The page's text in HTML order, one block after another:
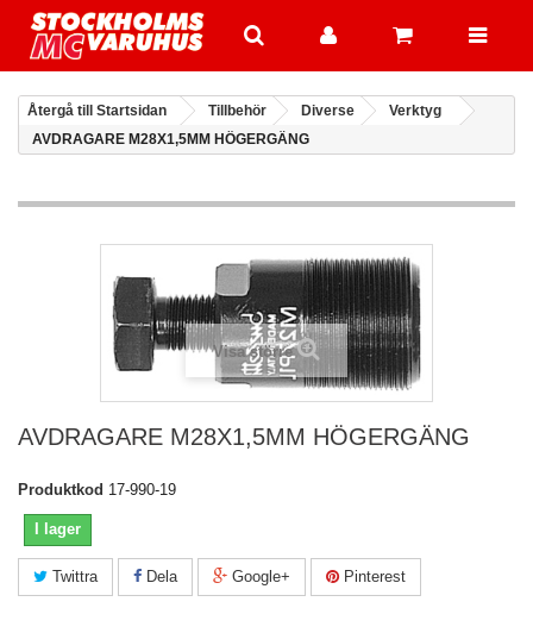
Återgå till Startsidan Tillbehör Diverse
Verktyg
AVDRAGARE M28X1,5MM HÖGERGÄNG
Visa större
AVDRAGARE M28X1,5MM HÖGERGÄNG
Produktkod 17-990-19
I lager
Twittra Dela Google+ Pinterest